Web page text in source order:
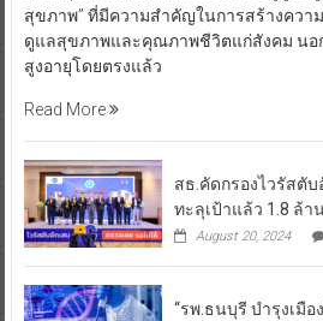
สุขภาพ” ที่มีความสำคัญในการสร้างความ
ดูแลสุขภาพและคุณภาพชีวิตแก่สังคม นอ
สูงอายุโดยตรงแล้ว
Read More
สธ.คัดกรองไวรัสตั
ทะลุเป้าแล้ว 1.8 ล้า
August 20, 2024
“รพ.ธนบุรี บำรุงเมือ